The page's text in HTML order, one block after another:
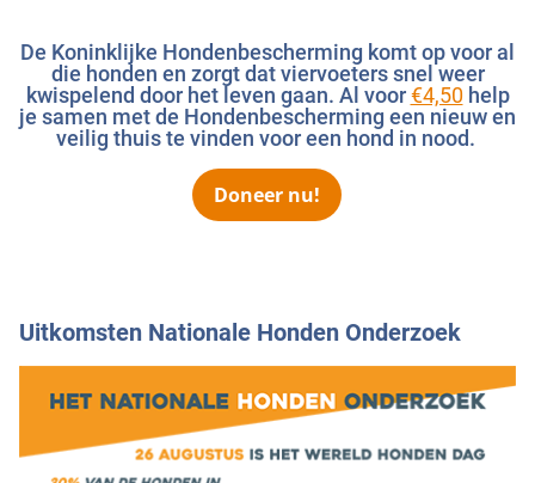
De Koninklijke Hondenbescherming komt op voor al
die honden en zorgt dat viervoeters snel weer
kwispelend door het leven gaan. Al voor€4,50help
je samen met de Hondenbescherming een nieuw en
veilig thuis te vinden voor een hond in nood.
Doneer nu!
Uitkomsten Nationale Honden Onderzoek